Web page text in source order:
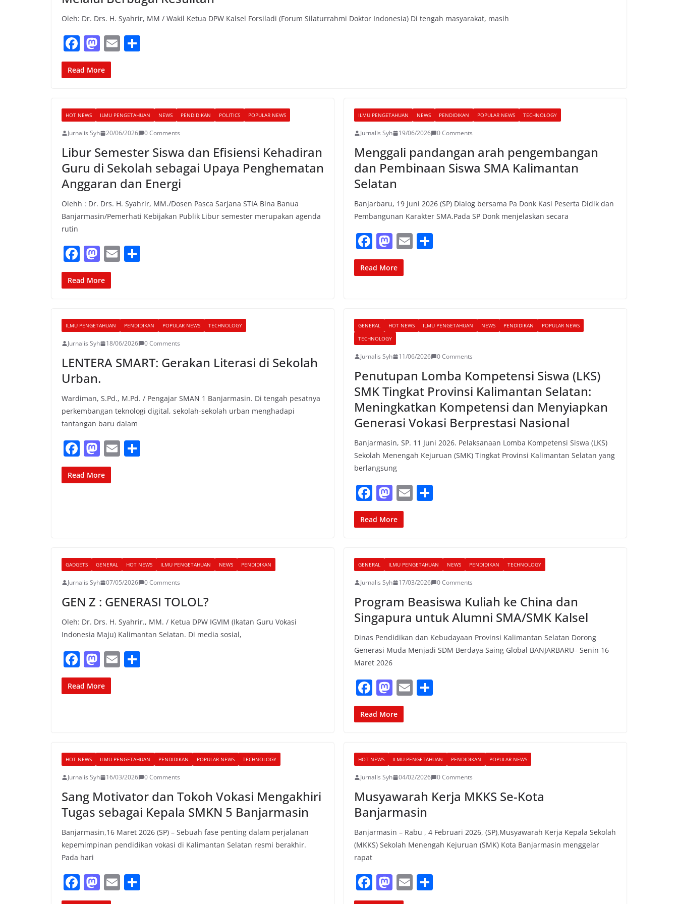
Oleh: Dr. Drs. H. Syahrir, MM / Wakil Ketua DPW Kalsel Forsiladi (Forum Silaturrahmi Doktor Indonesia) Di tengah masyarakat, masih
F
a
c
b
o
o
k
M
a
st
d
o
n
E
Read More
HOT NEWS ILMU PENGETAHUAN NEWS PENDIDIKAN POLITICS POPULAR NEWS
Jurnalis Syh 20/06/2026 0 Comments
Libur Semester Siswa dan Efisiensi Kehadiran
Guru di Sekolah sebagai Upaya Penghematan
Anggaran dan Energi
Olehh : Dr. Drs. H. Syahrir, MM./Dosen Pasca Sarjana STIA Bina Banua
Banjarmasin/Pemerhati Kebijakan Publik Libur semester merupakan agenda
rutin
F
a
c
b
o
o
k
M
a
st
d
o
n
E
Read More
ILMU PENGETAHUAN NEWS PENDIDIKAN POPULAR NEWS TECHNOLOGY
Jurnalis Syh 19/06/2026 0 Comments
Menggali pandangan arah pengembangan
dan Pembinaan Siswa SMA Kalimantan
Selatan
Banjarbaru, 19 Juni 2026 (SP) Dialog bersama Pa Donk Kasi Peserta Didik dan
Pembangunan Karakter SMA.Pada SP Donk menjelaskan secara
F
a
c
o
o
k
M
a
st
o
n
E
Read More
ILMU PENGETAHUAN PENDIDIKAN POPULAR NEWS TECHNOLOGY
Jurnalis Syh 18/06/2026 0 Comments
LENTERA SMART: Gerakan Literasi di Sekolah
Urban.
Wardiman, S.Pd., M.Pd. / Pengajar SMAN 1 Banjarmasin. Di tengah pesatnya
perkembangan teknologi digital, sekolah-sekolah urban menghadapi
tantangan baru dalam
F
a
c
k
M
a
st
E
Read More
GENERAL HOT NEWS ILMU PENGETAHUAN NEWS PENDIDIKAN
POPULAR NEWS
TECHNOLOGY
Jurnalis Syh 11/06/2026 0 Comments
Penutupan Lomba Kompetensi Siswa (LKS)
SMK Tingkat Provinsi Kalimantan Selatan:
Meningkatkan Kompetensi dan Menyiapkan
Generasi Vokasi Berprestasi Nasional
Banjarmasin, SP. 11 Juni 2026. Pelaksanaan Lomba Kompetensi Siswa (LKS)
Sekolah Menengah Kejuruan (SMK) Tingkat Provinsi Kalimantan Selatan yang
berlangsung
F
a
c
b
o
o
k
M
a
st
d
o
n
E
Read More
GADGETS GENERAL HOT NEWS ILMU PENGETAHUAN NEWS PENDIDIKAN
Jurnalis Syh 07/05/2026 0 Comments
GEN Z : GENERASI TOLOL?
Oleh: Dr. Drs. H. Syahrir., MM. / Ketua DPW IGVIM (Ikatan Guru Vokasi
Indonesia Maju) Kalimantan Selatan. Di media sosial,
F
a
c
o
k
M
a
st
n
E
Read More
GENERAL ILMU PENGETAHUAN NEWS PENDIDIKAN TECHNOLOGY
Jurnalis Syh 17/03/2026 0 Comments
Program Beasiswa Kuliah ke China dan
Singapura untuk Alumni SMA/SMK Kalsel
Dinas Pendidikan dan Kebudayaan Provinsi Kalimantan Selatan Dorong
Generasi Muda Menjadi SDM Berdaya Saing Global BANJARBARU– Senin 16
Maret 2026
F
a
c
b
o
o
k
M
a
st
d
o
n
E
Read More
HOT NEWS ILMU PENGETAHUAN PENDIDIKAN POPULAR NEWS TECHNOLOGY
Jurnalis Syh 16/03/2026 0 Comments
Sang Motivator dan Tokoh Vokasi Mengakhiri
Tugas sebagai Kepala SMKN 5 Banjarmasin
Banjarmasin,16 Maret 2026 (SP) – Sebuah fase penting dalam perjalanan
kepemimpinan pendidikan vokasi di Kalimantan Selatan resmi berakhir.
Pada hari
F
a
M
a
E
HOT NEWS ILMU PENGETAHUAN PENDIDIKAN POPULAR NEWS
Jurnalis Syh 04/02/2026 0 Comments
Musyawarah Kerja MKKS Se-Kota
Banjarmasin
Banjarmasin – Rabu , 4 Februari 2026, (SP),Musyawarah Kerja Kepala Sekolah
(MKKS) Sekolah Menengah Kejuruan (SMK) Kota Banjarmasin menggelar
rapat
F
a
M
a
E